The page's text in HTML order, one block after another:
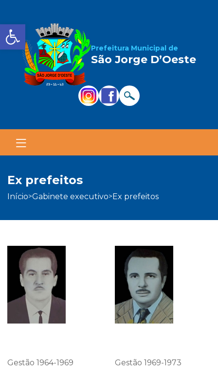
Barra de Ferramentas
Prefeitura Municipal de
São Jorge D’Oeste
ex prefeitos
início> gabinete executivo> ex prefeitos
Gestão 1964-1969 Gestão 1969-1973